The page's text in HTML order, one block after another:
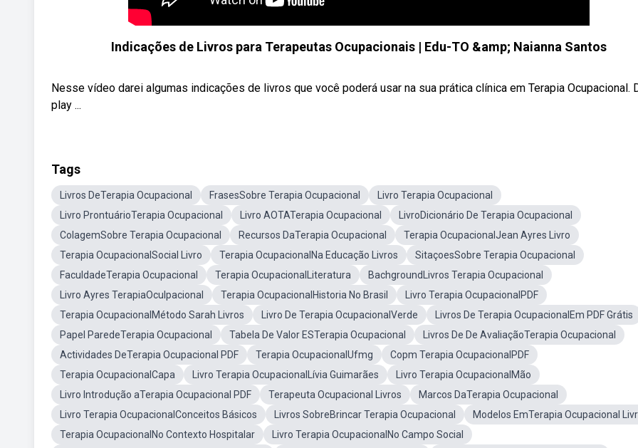
Indicações de Livros para Terapeutas Ocupacionais | Edu-TO &amp; Naianna Santos
Nesse vídeo darei algumas indicações de livros que você poderá usar na sua prática clínica em Terapia Ocupacional.
play ...
Tags
Livros DeTerapia Ocupacional FrasesSobre Terapia Ocupacional
Livro Terapia Ocupacional
Livro ProntuárioTerapia Ocupacional
Livro AOTATerapia Ocupacional
LivroDicionário De Terapia Ocupacional
ColagemSobre Terapia Ocupacional
Recursos DaTerapia Ocupacional
Terapia OcupacionalJean Ayres Livro
Terapia OcupacionalSocial Livro
Terapia OcupacionalNa Educação Livros
SitaçoesSobre Terapia Ocupacional
FaculdadeTerapia Ocupacional
Terapia OcupacionalLiteratura
BachgroundLivros Terapia Ocupacional
Livro Ayres TerapiaOculpacional
Terapia OcupacionalHistoria No Brasil
Livro Terapia OcupacionalPDF
Terapia OcupacionalMétodo Sarah Livros
Livro De Terapia OcupacionalVerde
Livros De Terapia OcupacionalEm PDF Grátis
Papel ParedeTerapia Ocupacional
Tabela De Valor ESTerapia Ocupacional
Livros De De AvaliaçãoTerapia Ocupacional
Actividades DeTerapia Ocupacional PDF
Terapia OcupacionalUfmg
Copm Terapia OcupacionalPDF
Terapia OcupacionalCapa
Livro Terapia OcupacionalLívia Guimarães
Livro Terapia OcupacionalMão
Livro Introdução aTerapia Ocupacional PDF
Terapeuta Ocupacional Livros
Marcos DaTerapia Ocupacional
Livro Terapia OcupacionalConceitos Básicos
Livros SobreBrincar Terapia Ocupacional
Modelos EmTerapia Ocupacional
Terapia OcupacionalNo Contexto Hospitalar
Livro Terapia OcupacionalNo Campo Social